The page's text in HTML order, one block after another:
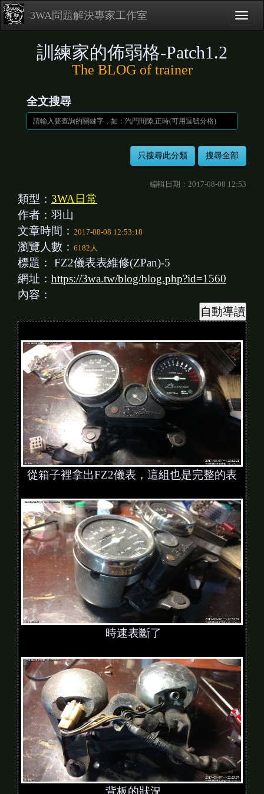
3WA問題解決專家工作室
訓練家的佈弱格-Patch1.2
The BLOG of trainer
全文搜尋
編輯日期：2017-08-08 12:53
類型： 3WA日常
作者：羽山
文章時間： 2017-08-08 12:53:18
瀏覽人數： 6182人
標題： FZ2儀表表維修(ZPan)-5
網址： https://3wa.tw/blog/blog.php?id=1560
內容：
從箱子裡拿出FZ2儀表，這組也是完整的表
時速表斷了